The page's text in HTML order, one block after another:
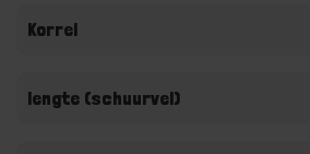
Korrel
lengte (schuurvel)